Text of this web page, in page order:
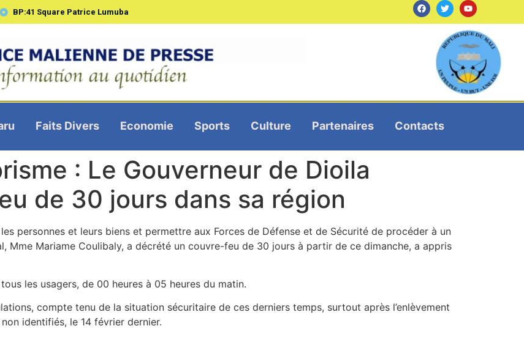
BP:41 Square Patrice Lumuba
Faits Divers Economie Sports Culture Partenaires Contacts
: Le Gouverneur de Dioila
de 30 jours dans sa région
personnes et leurs biens et permettre aux Forces de Défense et de Sécurité de procéder à un
Mme Mariame Coulibaly, a décrété un couvre-feu de 30 jours à partir de ce dimanche, a appris
les usagers, de 00 heures à 05 heures du matin.
compte tenu de la situation sécuritaire de ces derniers temps, surtout après l’enlèvement
identifiés, le 14 février dernier.